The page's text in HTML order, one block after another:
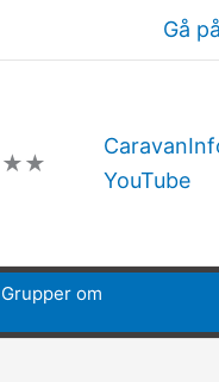
Gå
★★
YouTube
om